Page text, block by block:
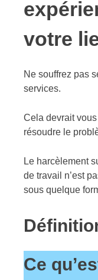
votre
Ne souffrez pas
services.
Cela devrait
résoudre le
Le harcèlement
de travail n’est
sous quelque
Ce